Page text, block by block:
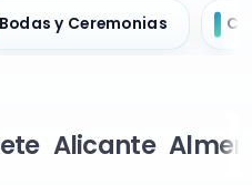
Bodas y Ceremonias
Alicante